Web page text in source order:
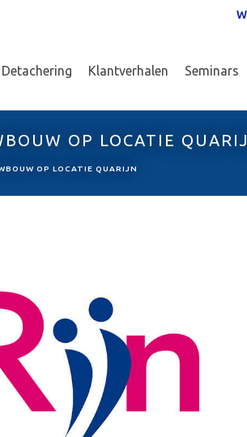
Detachering Klantverhalen Seminars
OP LOCATIE
OP LOCATIE QUARIJN